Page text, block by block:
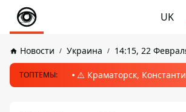
UK
Новости Украина 14:15, 22
ТОПТЕМЫ: ⚠️ Краматорск,